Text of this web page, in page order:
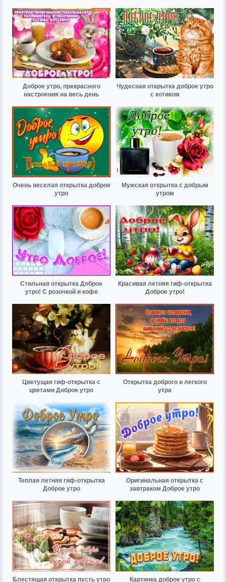
Доброе утро, прекрасного
настроения на весь день
Чудесная открытка доброе утро
с котиком
Очень веселая открытка доброе
утро
Мужская открытка с добрым
утром
Стильная открытка Доброе
утро! С розочкой и кофе
Красивая летняя гиф-открытка
Доброе утро!
Цветущая гиф-открытка с
цветами Доброе утро
Открытка доброго и легкого
утра
Теплая летняя гиф-открытка
Доброе утро
Оригинальная открытка с
завтраком Доброе утро
Блестящая открытка пусть утро Картинка доброе утро с